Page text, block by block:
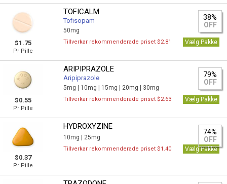
$1.75
Pr Pille
TOFICALM
Tofisopam
50mg
38%
OFF
Tillverkar rekommenderade priset $2.81 Vælg Pakke
$0.55
Pr Pille
ARIPIPRAZOLE
Aripiprazole
5mg | 10mg | 15mg | 20mg | 30mg
79%
OFF
Tillverkar rekommenderade priset $2.63 Vælg Pakke
$0.37
Pr Pille
HYDROXYZINE
10mg | 25mg
74%
OFF
Tillverkar rekommenderade priset $1.40 Vælg Pakke